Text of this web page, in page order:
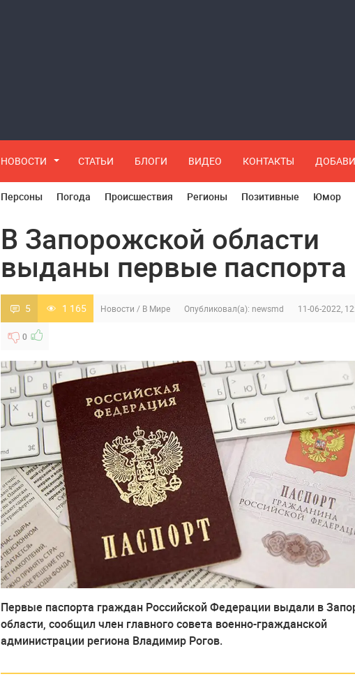
НОВОСТИ СТАТЬИ БЛОГИ ВИДЕО КОНТАКТЫ
Персоны Погода Происшествия Регионы Позитивные Юмор
В Запорожской области
выданы первые
5 1 165 Новости / В Мире Опубликовал(а): newsmd 11-06-2022,
0
Первые паспорта граждан Российской Федерации выдали в
области, сообщил член главного совета военно-гражданской
администрации региона Владимир Рогов.